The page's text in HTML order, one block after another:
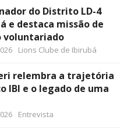
do Distrito LD-4
e destaca missão de
voluntariado
Lions Clube de Ibirubá
relembra a trajetória
IBI e o legado de uma
Entrevista